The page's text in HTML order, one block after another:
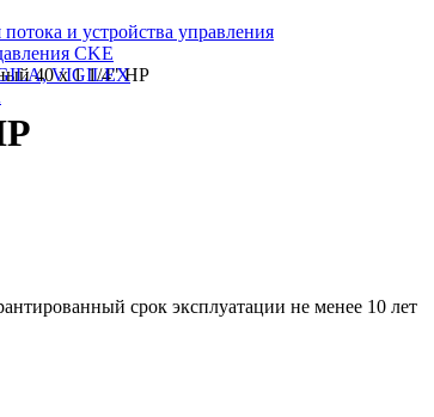
и устройства управления
CKE
VIGILEX
40 x 1 1/4" НР
срок эксплуатации не менее 10 лет